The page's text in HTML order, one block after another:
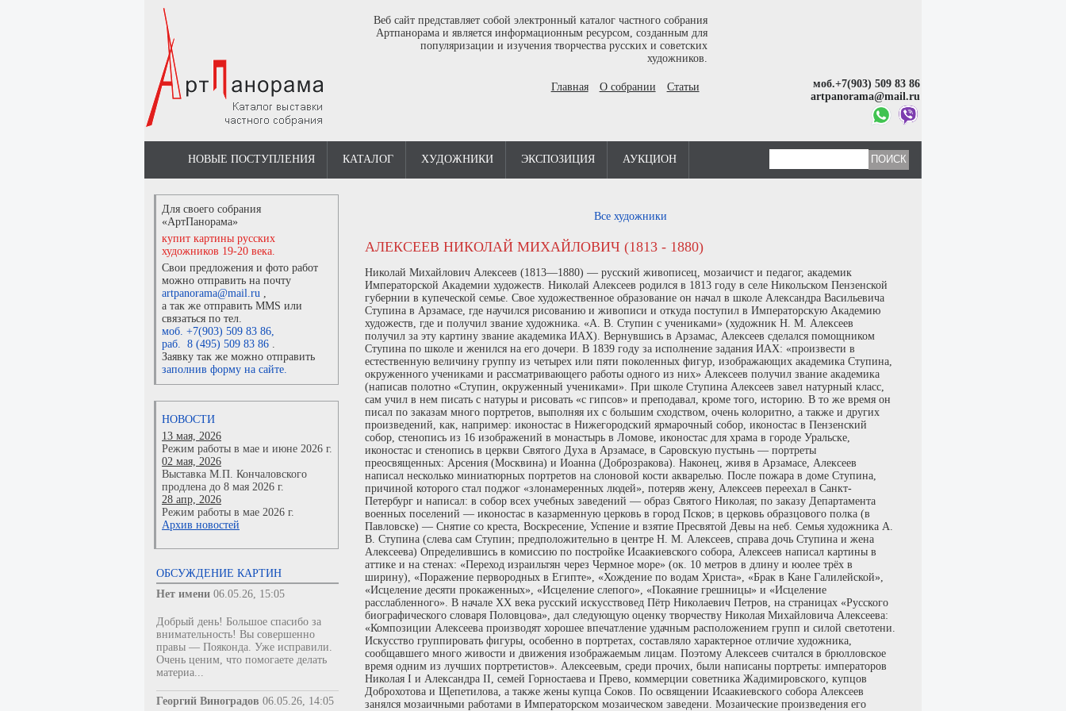
Веб сайт представляет собой электронный каталог частного собрания
Артпанорама и является информационным ресурсом, созданным для
популяризации и изучения творчества русских и советских
художников.
Главная О собрании Статьи
моб.+7(903) 509 83 86
artpanorama@mail.ru
НОВЫЕ ПОСТУПЛЕНИЯ КАТАЛОГ ХУДОЖНИКИ ЭКСПОЗИЦИЯ АУКЦИОН
Для своего собрания
«АртПанорама»
купит картины русских
художников 19-20 века.
Свои предложения и фото работ
можно отправить на почту
artpanorama@mail.ru ,
а так же отправить MMS или
связаться по тел.
моб. +7(903) 509 83 86,
раб. 8 (495) 509 83 86 .
Заявку так же можно отправить
заполнив форму на сайте.
НОВОСТИ
13 мая, 2026
Режим работы в мае и июне 2026 г.
02 мая, 2026
Выставка М.П. Кончаловского
продлена до 8 мая 2026 г.
28 апр, 2026
Режим работы в мае 2026 г.
Архив новостей
ОБСУЖДЕНИЕ КАРТИН
Нет имени 06.05.26, 15:05
Добрый день! Большое спасибо за
внимательность! Вы совершенно
правы — Пояконда. Уже исправили.
Очень ценим, что помогаете делать
материа...
Георгий Виноградов 06.05.26, 14:05
Все художники
АЛЕКСЕЕВ НИКОЛАЙ МИХАЙЛОВИЧ (1813 - 1880)
Николай Михайлович Алексеев (1813—1880) — русский живописец, мозаичист и педагог, академик
Императорской Академии художеств. Николай Алексеев родился в 1813 году в селе Никольском Пензенской
губернии в купеческой семье. Свое художественное образование он начал в школе Александра Васильевича
Ступина в Арзамасе, где научился рисованию и живописи и откуда поступил в Императорскую Академию
художеств, где и получил звание художника. «А. В. Ступин с учениками» (художник Н. М. Алексеев
получил за эту картину звание академика ИАХ). Вернувшись в Арзамас, Алексеев сделался помощником
Ступина по школе и женился на его дочери. В 1839 году за исполнение задания ИАХ: «произвести в
естественную величину группу из четырех или пяти поколенных фигур, изображающих академика Ступина,
окруженного учениками и рассматривающего работы одного из них» Алексеев получил звание академика
(написав полотно «Ступин, окруженный учениками». При школе Ступина Алексеев завел натурный класс,
сам учил в нем писать с натуры и рисовать «с гипсов» и преподавал, кроме того, историю. В то же время он
писал по заказам много портретов, выполняя их с большим сходством, очень колоритно, а также и других
произведений, как, например: иконостас в Нижегородский ярмарочный собор, иконостас в Пензенский
собор, стенопись из 16 изображений в монастырь в Ломове, иконостас для храма в городе Уральске,
иконостас и стенопись в церкви Святого Духа в Арзамасе, в Саровскую пустынь — портреты
преосвященных: Арсения (Москвина) и Иоанна (Доброзракова). Наконец, живя в Арзамасе, Алексеев
написал несколько миниатюрных портретов на слоновой кости акварелью. После пожара в доме Ступина,
причиной которого стал поджог «злонамеренных людей», потеряв жену, Алексеев переехал в Санкт-
Петербург и написал: в собор всех учебных заведений — образ Святого Николая; по заказу Департамента
военных поселений — иконостас в казарменную церковь в город Псков; в церковь образцового полка (в
Павловске) — Снятие со креста, Воскресение, Успение и взятие Пресвятой Девы на неб. Семья художника А.
В. Ступина (слева сам Ступин; предположительно в центре Н. М. Алексеев, справа дочь Ступина и жена
Алексеева) Определившись в комиссию по постройке Исаакиевского собора, Алексеев написал картины в
аттике и на стенах: «Переход израильтян через Чермное море» (ок. 10 метров в длину и юолее трёх в
ширину), «Поражение первородных в Египте», «Хождение по водам Христа», «Брак в Кане Галилейской»,
«Исцеление десяти прокаженных», «Исцеление слепого», «Покаяние грешницы» и «Исцеление
расслабленного». В начале XX века русский искусствовед Пётр Николаевич Петров, на страницах «Русского
биографического словаря Половцова», дал следующую оценку творчеству Николая Михайловича Алексеева:
«Композиции Алексеева производят хорошее впечатление удачным расположением групп и силой светотени.
Искусство группировать фигуры, особенно в портретах, составляло характерное отличие художника,
сообщавшего много живости и движения изображаемым лицам. Поэтому Алексеев считался в брюлловское
время одним из лучших портретистов». Алексеевым, среди прочих, были написаны портреты: императоров
Николая I и Александра II, семей Горностаева и Прево, коммерции советника Жадимировского, купцов
Доброхотова и Щепетилова, а также жены купца Соков. По освящении Исаакиевского собора Алексеев
занялся мозаичными работами в Императорском мозаическом заведени. Мозаические произведения его